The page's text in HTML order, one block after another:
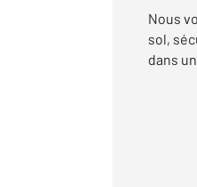
Nous
sol,
dans